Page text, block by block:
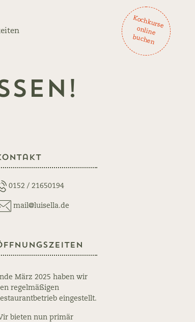
K
och
ku
rse
on
lin
e
bu
ch
en
0152 / 21650194
mail@luisella.de
März 2025 haben wir
regelmäßigen
eingestellt.
bieten nun primär